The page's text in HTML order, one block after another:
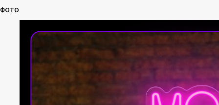
ФОТО